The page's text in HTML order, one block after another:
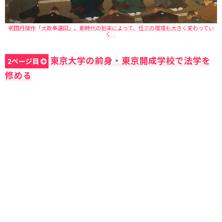
邨田丹陵作「大政奉還図」。新時代の到来によって、任三の環境も大きく変わってい
く…
2ページ目
東京大学の前身・東京開成学校で法学を
修める